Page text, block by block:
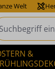
Welt
&